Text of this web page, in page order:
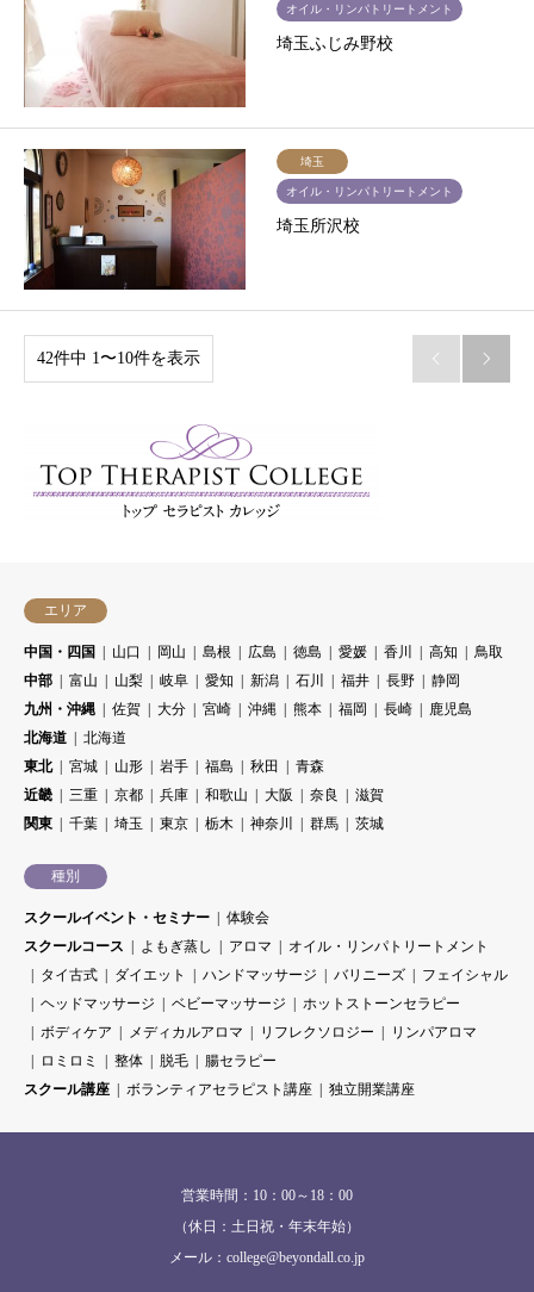
オイル・リンパトリートメント
埼玉ふじみ野校
埼玉
オイル・リンパトリートメント
埼玉所沢校
42件中 1〜10件を表示  
エリア
中国・四国 山口 岡山 島根 広島 徳島 愛媛 香川 高知
鳥取
中部
富山 山梨 岐阜 愛知 新潟 石川 福井 長野
静岡
九州・沖縄
佐賀 大分 宮崎 沖縄 熊本 福岡 長崎
鹿児島
北海道
北海道
東北
宮城 山形 岩手 福島 秋田
青森
近畿
三重 京都 兵庫 和歌山 大阪 奈良
滋賀
関東
千葉 埼玉 東京 栃木 神奈川 群馬 茨城
種別
スクールイベント・セミナー
体験会
スクールコース
よもぎ蒸し アロマ
オイル・リンパトリートメント
タイ古式
ダイエット ハンドマッサージ バリニーズ
フェイシャル
ヘッドマッサージ
ベビーマッサージ
ホットストーンセラピー
ボディケア
メディカルアロマ リフレクソロジー
リンパアロマ
ロミロミ
整体 脱毛
腸セラピー
スクール講座
ボランティアセラピスト講座 独立開業講座
営業時間：10：00～18：00
（休日：土日祝・年末年始）
メール：college@beyondall.co.jp